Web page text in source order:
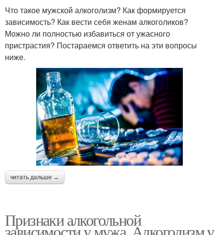
Что такое мужской алкоголизм? Как формируется
зависимость? Как вести себя женам алкоголиков?
Можно ли полностью избавиться от ужасного
пристрастия? Постараемся ответить на эти вопросы
ниже.
читать дальше →
Признаки алкогольной